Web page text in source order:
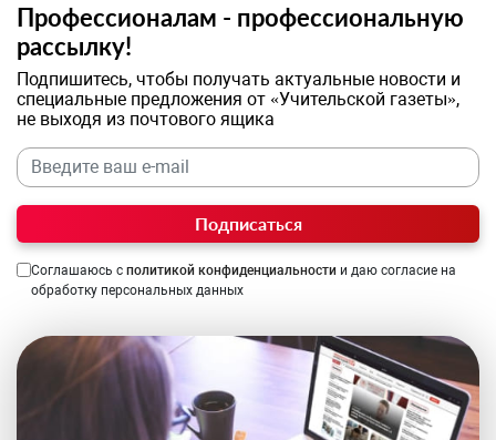
Профессионалам - профессиональную
рассылку!
Подпишитесь, чтобы получать актуальные новости и
специальные предложения от «Учительской газеты»,
не выходя из почтового ящика
Подписаться
Соглашаюсь с политикой конфиденциальности и даю согласие на
обработку персональных данных